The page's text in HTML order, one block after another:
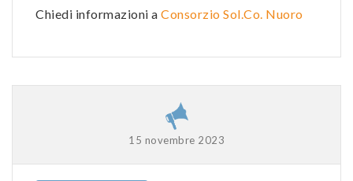
Chiedi informazioni a Consorzio Sol.Co. Nuoro
15 novembre 2023